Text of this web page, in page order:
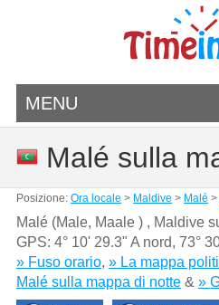
MENU
Malé sulla
Posizione: Ora locale > Maldive > Malé >
Malé (Male, Maale ) , Maldive
GPS: 4° 10' 29.3" A nord, 73°
» Fuso orario, » La mappa
Malé sulla mappa di notte& »